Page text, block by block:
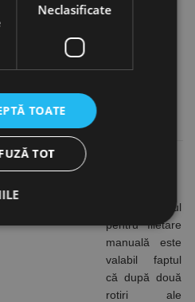
3 buc.)
La tarodul
pentru filetare
manuală este
valabil faptul
că după două
rotiri ale
Neclasificate
TOATE
TOT